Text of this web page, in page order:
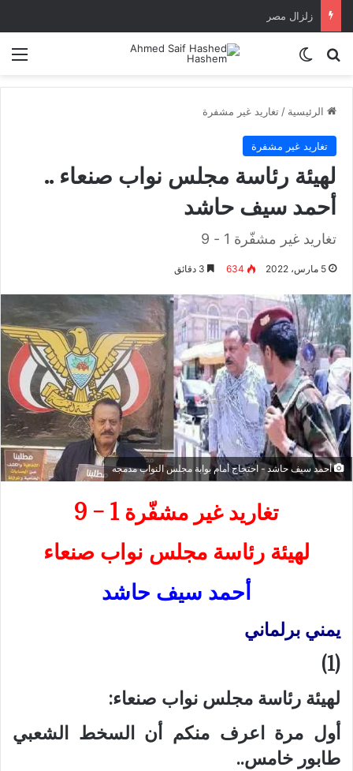
زلزال مصر
بحث عنالوضع المظلم
الرئيسية / تغاريد غير مشفرة
تغاريد غير مشفرة
لهيئة رئاسة مجلس نواب صنعاء ..
أحمد سيف حاشد
تغاريد غير مشفّرة 1 - 9
5 مارس، 2022 634
أحمد سيف حاشد - احتجاج أمام بوابة مجلس النواب مدمجه
تغاريد غير مشفّرة 1 – 9
لهيئة رئاسة مجلس نواب صنعاء
أحمد سيف حاشد
يمني برلماني
(1)
لهيئة رئاسة مجلس نواب صنعاء:
أول مرة اعرف منكم أن السخط الشعبي
طابور خامس..